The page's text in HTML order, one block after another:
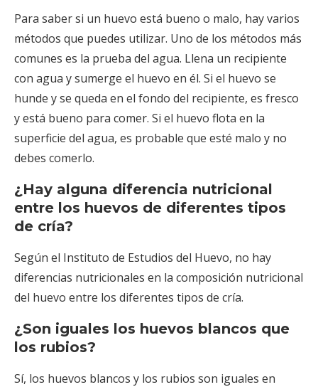
Para saber si un huevo está bueno o malo, hay varios
métodos que puedes utilizar. Uno de los métodos más
comunes es la prueba del agua. Llena un recipiente
con agua y sumerge el huevo en él. Si el huevo se
hunde y se queda en el fondo del recipiente, es fresco
y está bueno para comer. Si el huevo flota en la
superficie del agua, es probable que esté malo y no
debes comerlo.
¿Hay alguna diferencia nutricional
entre los huevos de diferentes tipos
de cría?
Según el Instituto de Estudios del Huevo, no hay
diferencias nutricionales en la composición nutricional
del huevo entre los diferentes tipos de cría.
¿Son iguales los huevos blancos que
los rubios?
Sí, los huevos blancos y los rubios son iguales en